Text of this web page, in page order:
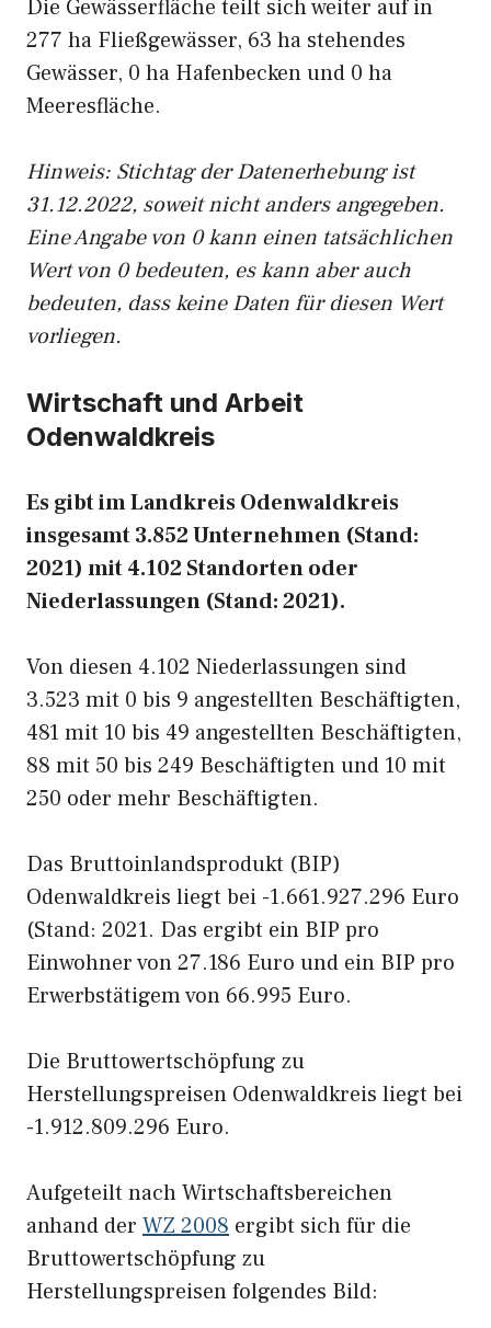
Die Gewässerfläche teilt sich weiter auf in
277 ha Fließgewässer, 63 ha stehendes
Gewässer, 0 ha Hafenbecken und 0 ha
Meeresfläche.
Hinweis: Stichtag der Datenerhebung ist
31.12.2022, soweit nicht anders angegeben.
Eine Angabe von 0 kann einen tatsächlichen
Wert von 0 bedeuten, es kann aber auch
bedeuten, dass keine Daten für diesen Wert
vorliegen.
Wirtschaft und Arbeit
Odenwaldkreis
Es gibt im Landkreis Odenwaldkreis
insgesamt 3.852 Unternehmen (Stand:
2021) mit 4.102 Standorten oder
Niederlassungen (Stand: 2021).
Von diesen 4.102 Niederlassungen sind
3.523 mit 0 bis 9 angestellten Beschäftigten,
481 mit 10 bis 49 angestellten Beschäftigten,
88 mit 50 bis 249 Beschäftigten und 10 mit
250 oder mehr Beschäftigten.
Das Bruttoinlandsprodukt (BIP)
Odenwaldkreis liegt bei -1.661.927.296 Euro
(Stand: 2021. Das ergibt ein BIP pro
Einwohner von 27.186 Euro und ein BIP pro
Erwerbstätigem von 66.995 Euro.
Die Bruttowertschöpfung zu
Herstellungspreisen Odenwaldkreis liegt bei
-1.912.809.296 Euro.
Aufgeteilt nach Wirtschaftsbereichen
anhand der WZ 2008 ergibt sich für die
Bruttowertschöpfung zu
Herstellungspreisen folgendes Bild: